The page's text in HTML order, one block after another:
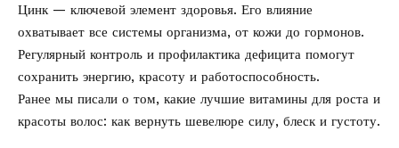
Цинк — ключевой элемент здоровья. Его влияние
охватывает все системы организма, от кожи до гормонов.
Регулярный контроль и профилактика дефицита помогут
сохранить энергию, красоту и работоспособность.
Ранее мы писали о том, какие лучшие витамины для роста и
красоты волос: как вернуть шевелюре силу, блеск и густоту.